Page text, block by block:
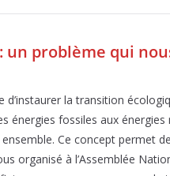
problème qui
d’instaurer la transition
énergies fossiles aux
Ce concept permet
organisé à l’Assemblée